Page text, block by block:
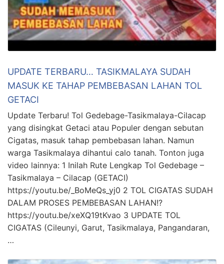
UPDATE TERBARU… TASIKMALAYA SUDAH
MASUK KE TAHAP PEMBEBASAN LAHAN TOL
GETACI
Update Terbaru! Tol Gedebage-Tasikmalaya-Cilacap
yang disingkat Getaci atau Populer dengan sebutan
Cigatas, masuk tahap pembebasan lahan. Namun
warga Tasikmalaya dihantui calo tanah. Tonton juga
video lainnya: 1 Inilah Rute Lengkap Tol Gedebage –
Tasikmalaya – Cilacap (GETACI)
https://youtu.be/_BoMeQs_yj0 2 TOL CIGATAS SUDAH
DALAM PROSES PEMBEBASAN LAHAN!?
https://youtu.be/xeXQ19tKvao 3 UPDATE TOL
CIGATAS (Cileunyi, Garut, Tasikmalaya, Pangandaran,
…